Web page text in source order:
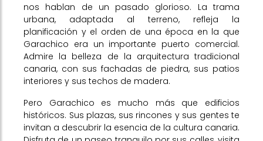
nos hablan de un pasado glorioso. La trama
urbana, adaptada al terreno, refleja la
planificación y el orden de una época en la que
Garachico era un importante puerto comercial.
Admire la belleza de la arquitectura tradicional
canaria, con sus fachadas de piedra, sus patios
interiores y sus techos de madera.
Pero Garachico es mucho más que edificios
históricos. Sus plazas, sus rincones y sus gentes te
invitan a descubrir la esencia de la cultura canaria.